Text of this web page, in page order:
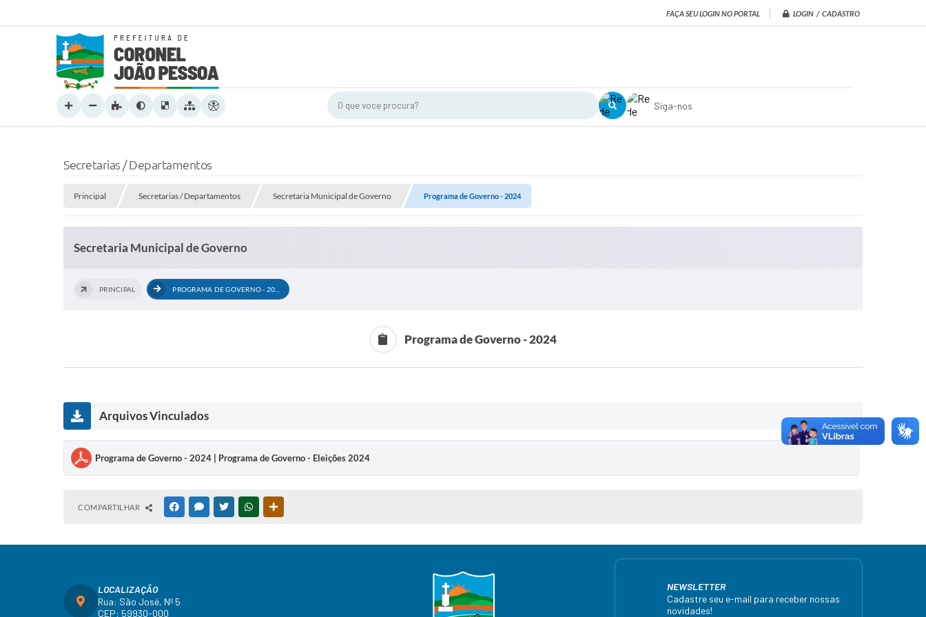
FAÇA SEU LOGIN NO PORTAL LOGIN / CADASTRO
O que voce procura? Siga-nos
Secretarias / Departamentos
Principal Secretarias / Departamentos Secretaria Municipal de Governo Programa de Governo - 2024
Secretaria Municipal de Governo
PRINCIPAL
Programa de Governo - 2024
Arquivos Vinculados
Programa de Governo - 2024 | Programa de Governo - Eleições 2024
COMPARTILHAR FACEBOOKMESSENGER
TWITTERWHATSAPP
LOCALIZAÇÃO
Rua: São José, Nº 5
CEP: 59930-000
NEWSLETTER
Cadastre seu e-mail para receber nossas
novidades!